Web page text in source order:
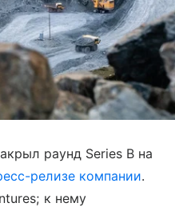
раунд Series B на
релизе компании.
к нему